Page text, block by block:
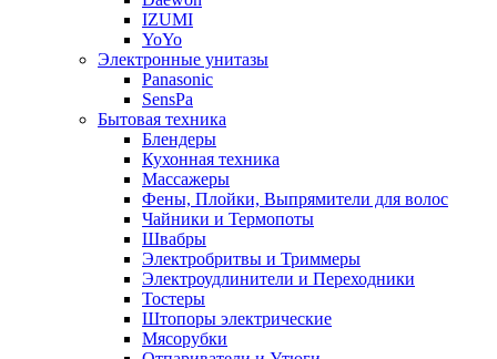
IZUMI
YoYo
Электронные унитазы
Panasonic
SensPa
Бытовая техника
Блендеры
Кухонная техника
Массажеры
Фены, Плойки, Выпрямители для волос
Чайники и Термопоты
Швабры
Электробритвы и Триммеры
Электроудлинители и Переходники
Тостеры
Штопоры электрические
Мясорубки